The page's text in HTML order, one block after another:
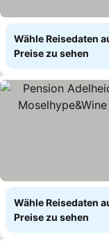
Wähle Reisedaten
Preise zu sehen
Wähle Reisedaten
Preise zu sehen